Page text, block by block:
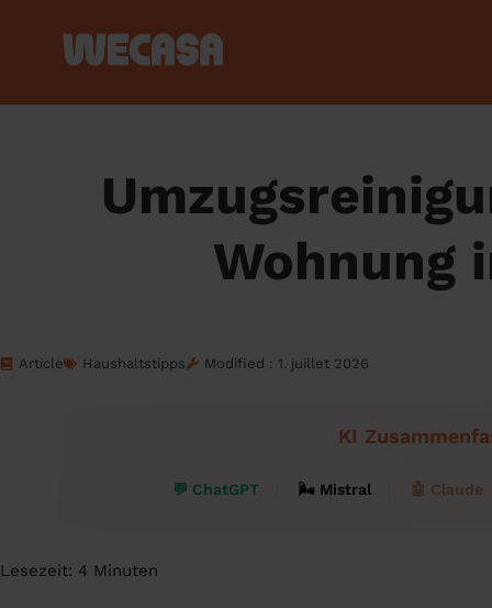
Wohnung
Article Haushaltstipps Modified : 1. juillet 2026
KI
💬 ChatGPT 🌬 Mistral 🤖 Claude
Lesezeit: 4 Minuten